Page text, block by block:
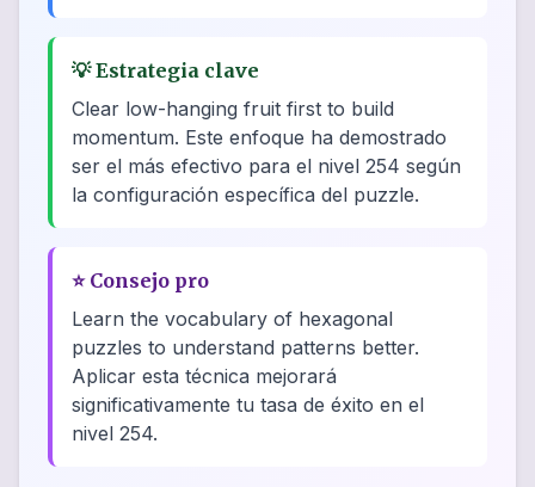
💡Estrategia clave
Clear low-hanging fruit first to build
momentum. Este enfoque ha demostrado
ser el más efectivo para el nivel 254 según
la configuración específica del puzzle.
⭐ Consejo pro
Learn the vocabulary of hexagonal
puzzles to understand patterns better.
Aplicar esta técnica mejorará
significativamente tu tasa de éxito en el
nivel 254.